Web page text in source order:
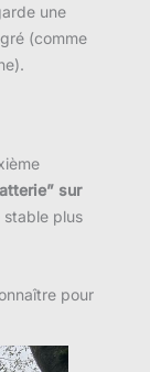
une
(comme
sur
stable plus
pour